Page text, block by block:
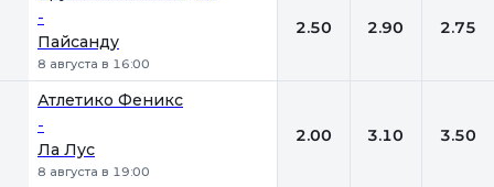
-
Пайсанду
8 августа в 16:00
2.50 2.90 2.75
Атлетико Феникс
-
Ла Лус
8 августа в 19:00
2.00 3.10 3.50